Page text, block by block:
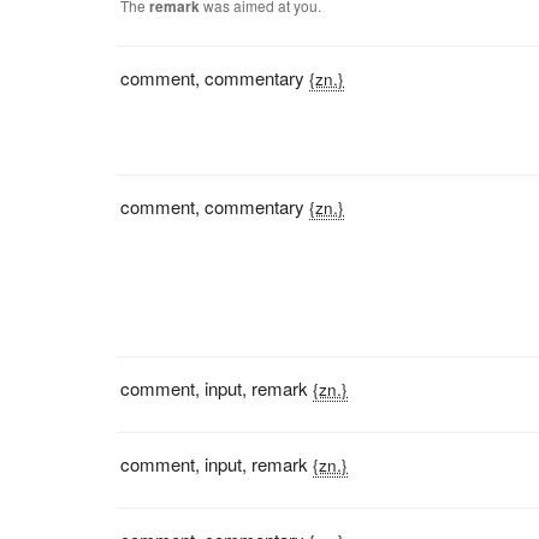
Theremarkwas aimed at you.
comment,commentary {zn.}
comment,commentary {zn.}
comment,input, remark {zn.}
comment,input, remark {zn.}